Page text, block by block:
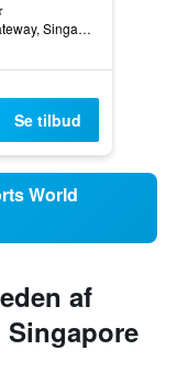
8 Sentosa Gateway, Singapore, Singapore
Se tilbud
World
af
Singapore